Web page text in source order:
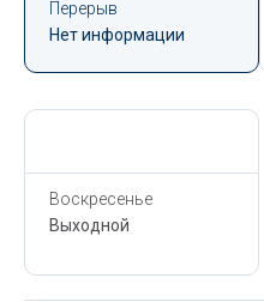
Перерыв
Нет информации
Воскресенье
Выходной